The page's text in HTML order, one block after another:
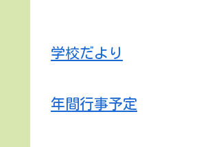
学校だより
年間行事予定